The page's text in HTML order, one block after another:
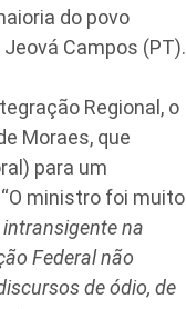
do povo
Campos (PT).
Regional, o
Moraes, que
para um
ministro foi muito
na
Federal não
de ódio, de